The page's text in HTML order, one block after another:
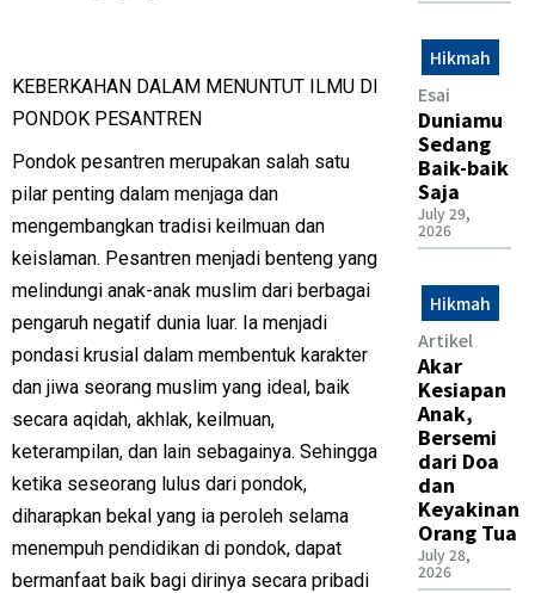
KEBERKAHAN DALAM MENUNTUT ILMU DI
PONDOK PESANTREN
Pondok pesantren merupakan salah satu
pilar penting dalam menjaga dan
mengembangkan tradisi keilmuan dan
keislaman. Pesantren menjadi benteng yang
melindungi anak-anak muslim dari berbagai
pengaruh negatif dunia luar. Ia menjadi
pondasi krusial dalam membentuk karakter
dan jiwa seorang muslim yang ideal, baik
secara aqidah, akhlak, keilmuan,
keterampilan, dan lain sebagainya. Sehingga
ketika seseorang lulus dari pondok,
diharapkan bekal yang ia peroleh selama
menempuh pendidikan di pondok, dapat
bermanfaat baik bagi dirinya secara pribadi
Hikmah
Esai
Duniamu
Sedang
Baik-baik
Saja
July 29,
2026
Hikmah
Artikel
Akar
Kesiapan
Anak,
Bersemi
dari Doa
dan
Keyakinan
Orang Tua
July 28,
2026